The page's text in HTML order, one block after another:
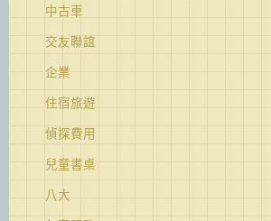
中古車
交友聯誼
企業
住宿旅遊
偵探費用
兒童書桌
八大